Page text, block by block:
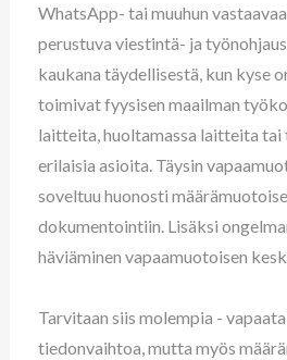
WhatsApp- tai muuhun
perustuva viestintä- ja
kaukana täydellisestä, kun kyse
toimivat fyysisen maailman
laitteita, huoltamassa laitteita tai
erilaisia asioita. Täysin
soveltuu huonosti
dokumentointiin. Lisäksi
häviäminen vapaamuotoisen
Tarvitaan siis molempia -
tiedonvaihtoa, mutta myös